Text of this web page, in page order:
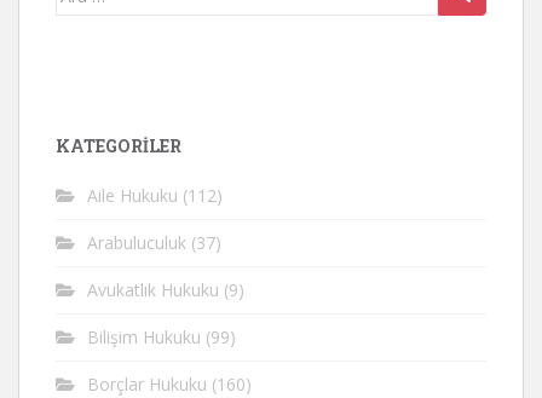
KATEGORİLER
Aile Hukuku (112)
Arabuluculuk (37)
Avukatlık Hukuku (9)
Bilişim Hukuku (99)
Borçlar Hukuku (160)